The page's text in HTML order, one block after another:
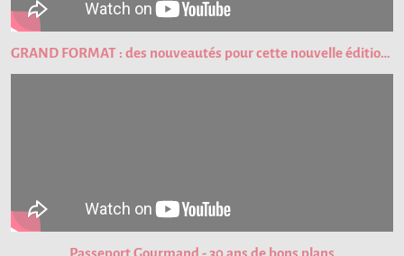
GRAND FORMAT : des nouveautés pour cette nouvelle édition du Passeport Gourmand !